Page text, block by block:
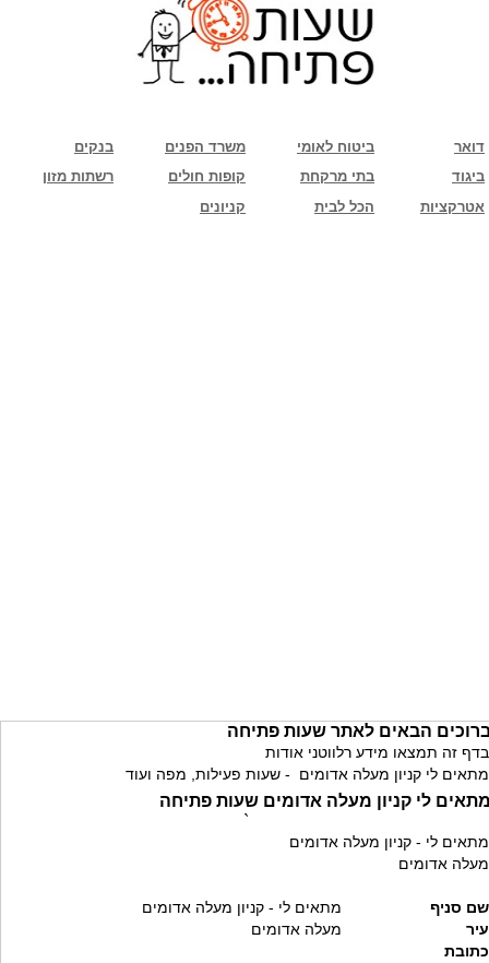
בנקים משרד הפנים ביטוח לאומי
דואר
רשתות מזון
קופות חולים בתי מרקחת
ביגוד
קניונים
הכל לבית אטרקציות
הבאים לאתר שעות פתיחה
בדף זה תמצאו מידע רלווטני אודות
מתאים לי קניון מעלה אדומים - שעות פעילות, מפה ועוד
לי קניון מעלה אדומים שעות פתיחה
`
מתאים לי - קניון מעלה אדומים
מעלה אדומים
שם סניף
מתאים לי - קניון מעלה אדומים
עיר
מעלה אדומים
כתובת